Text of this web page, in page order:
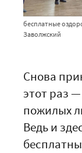
бесплатные
Заволжский
Снова
этот раз
пожилых
Ведь и